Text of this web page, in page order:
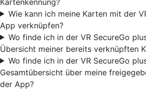
Wie kann ich meine Karten mit der
App verknüpfen?
Wo finde ich in der VR SecureGo
Übersicht meiner bereits verknüpften
Wo finde ich in der VR SecureGo
Gesamtübersicht über meine
der App?